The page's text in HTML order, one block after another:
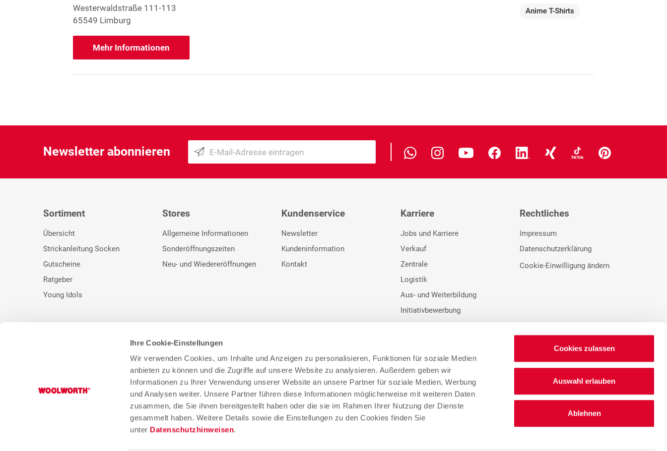
Ihre Cookie-Einstellungen
Wir verwenden Cookies, um Inhalte und Anzeigen zu personalisieren, Funktionen für soziale Medien
anbieten zu können und die Zugriffe auf unsere Website zu analysieren. Außerdem geben wir
Informationen zu Ihrer Verwendung unserer Website an unsere Partner für soziale Medien, Werbung
und Analysen weiter. Unsere Partner führen diese Informationen möglicherweise mit weiteren Daten
zusammen, die Sie ihnen bereitgestellt haben oder die sie im Rahmen Ihrer Nutzung der Dienste
gesammelt haben. Weitere Details sowie die Einstellungen zu den Cookies finden Sie
unter Datenschutzhinweisen.
Cookies zulassen
Auswahl erlauben
Ablehnen
Westerwaldstraße 111-113
65549 Limburg
Mehr Informationen
Anime T-Shirts
Newsletter abonnieren
Sortiment
Übersicht
Strickanleitung Socken
Gutscheine
Ratgeber
Young Idols
Stores
Allgemeine Informationen
Sonderöffnungszeiten
Neu- und Wiedereröffnungen
Kundenservice
Newsletter
Kundeninformation
Kontakt
Karriere
Jobs und Karriere
Verkauf
Zentrale
Logistik
Aus- und Weiterbildung
Initiativbewerbung
Rechtliches
Impressum
Datenschutzerklärung
Cookie-Einwilligung ändern
Google Bewertungen
4